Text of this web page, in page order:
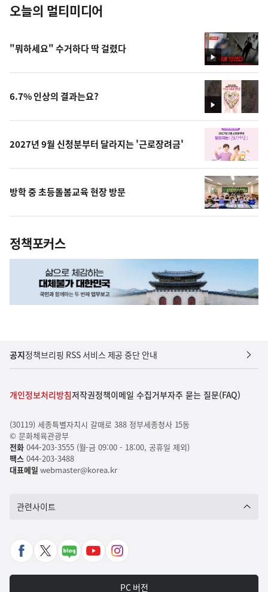
오늘의 멀티미디어
영
상
"뭐하세요" 수거하다 딱 걸렸다
영
상
6.7% 인상의 결과는요?
2027년 9월 신청분부터 달라지는 '근로장려금'
방학 중 초등돌봄교육 현장 방문
정책포커스
공지정책브리핑 RSS 서비스 제공 중단 안내
개인정보처리방침저작권정책이메일 수집거부자주 묻는 질문(FAQ)
(30119) 세종특별자치시 갈매로 388 정부세종청사 15동
© 문화체육관광부
전화044-203-3555 (월-금 09:00 - 18:00, 공휴일 제외)
팩스044-203-3488
대표메일 webmaster@korea.kr
관련사이트
페
X
네
유
인
타
PC 버전